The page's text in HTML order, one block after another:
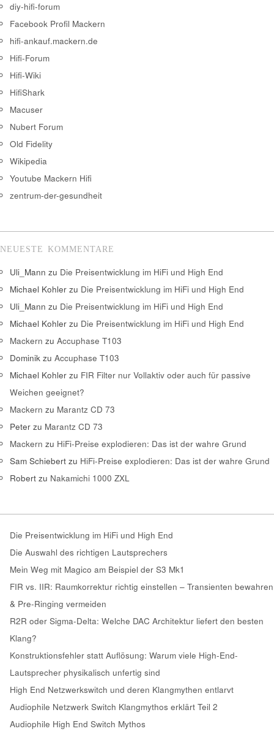
diy-hifi-forum
Facebook Profil Mackern
hifi-ankauf.mackern.de
Hifi-Forum
Hifi-Wiki
HifiShark
Macuser
Nubert Forum
Old Fidelity
Wikipedia
Youtube Mackern Hifi
zentrum-der-gesundheit
NEUESTE KOMMENTARE
Uli_Mann zu Die Preisentwicklung im HiFi und High End
Michael Kohler zu Die Preisentwicklung im HiFi und High End
Uli_Mann zu Die Preisentwicklung im HiFi und High End
Michael Kohler zu Die Preisentwicklung im HiFi und High End
Mackern zu Accuphase T103
Dominik zu Accuphase T103
Michael Kohler zu FIR Filter nur Vollaktiv oder auch für passive
Weichen geeignet?
Mackern zu Marantz CD 73
Peter zu Marantz CD 73
Mackern zu HiFi-Preise explodieren: Das ist der wahre Grund
Sam Schiebert zu HiFi-Preise explodieren: Das ist der wahre Grund
Robert zu Nakamichi 1000 ZXL
Die Preisentwicklung im HiFi und High End
Die Auswahl des richtigen Lautsprechers
Mein Weg mit Magico am Beispiel der S3 Mk1
FIR vs. IIR: Raumkorrektur richtig einstellen – Transienten bewahren
& Pre-Ringing vermeiden
R2R oder Sigma-Delta: Welche DAC Architektur liefert den besten
Klang?
Konstruktionsfehler statt Auflösung: Warum viele High-End-
Lautsprecher physikalisch unfertig sind
High End Netzwerkswitch und deren Klangmythen entlarvt
Audiophile Netzwerk Switch Klangmythos erklärt Teil 2
Audiophile High End Switch Mythos